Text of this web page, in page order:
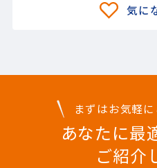
まずはお気軽
あなたに最
ご紹介